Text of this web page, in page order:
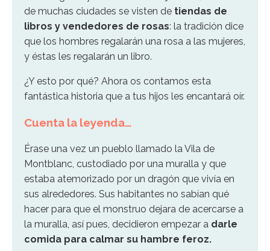
de muchas ciudades se visten de tiendas de
libros y vendedores de rosas: la tradición dice
que los hombres regalarán una rosa a las mujeres,
y éstas les regalarán un libro.
¿Y esto por qué? Ahora os contamos esta
fantástica historia que a tus hijos les encantará oír.
Cuenta la leyenda…
Érase una vez un pueblo llamado la Vila de
Montblanc, custodiado por una muralla y que
estaba atemorizado por un dragón que vivía en
sus alrededores. Sus habitantes no sabían qué
hacer para que el monstruo dejara de acercarse a
la muralla, así pues, decidieron empezar a darle
comida para calmar su hambre feroz.